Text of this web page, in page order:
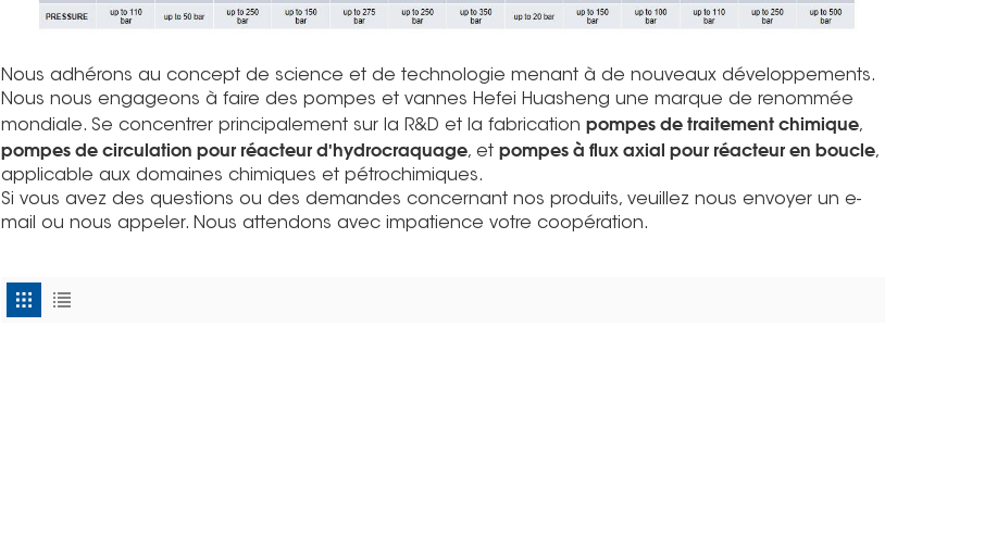
Nous adhérons au concept de science et de technologie menant à de nouveaux développements.
Nous nous engageons à faire des pompes et vannes Hefei Huasheng une marque de renommée
mondiale. Se concentrer principalement sur la R&D et la fabrication pompes de traitement chimique,
pompes de circulation pour réacteur d'hydrocraquage, et pompes à flux axial pour réacteur en boucle,
applicable aux domaines chimiques et pétrochimiques.
Si vous avez des questions ou des demandes concernant nos produits, veuillez nous envoyer un e-
mail ou nous appeler. Nous attendons avec impatience votre coopération.